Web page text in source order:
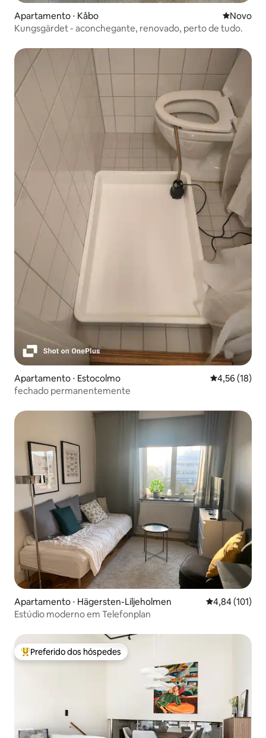
Apartamento ⋅ Kåbo Novo
Novo
Kungsgärdet - aconchegante, renovado, perto de tudo.
Apartamento ⋅ Estocolmo 4,56 de uma
4,56 (18)
fechado permanentemente
Apartamento ⋅ Hägersten-Liljeholmen 4,84 de uma
4,84 (101)
Estúdio moderno em Telefonplan
Entre os melhores preferidos dos hóspedes
Preferido dos hóspedes